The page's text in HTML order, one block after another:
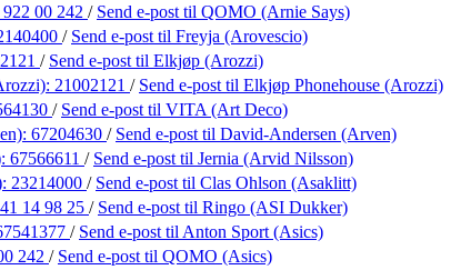
922 00 242 / Send e-post til QOMO (Arnie Says)
/ Send e-post til Freyja (Arovescio)
/ Send e-post til Elkjøp (Arozzi)
21002121 / Send e-post til Elkjøp Phonehouse (Arozzi)
/ Send e-post til VITA (Art Deco)
67204630 / Send e-post til David-Andersen (Arven)
67566611 / Send e-post til Jernia (Arvid Nilsson)
23214000 / Send e-post til Clas Ohlson (Asaklitt)
41 14 98 25 / Send e-post til Ringo (ASI Dukker)
/ Send e-post til Anton Sport (Asics)
242 / Send e-post til QOMO (Asics)